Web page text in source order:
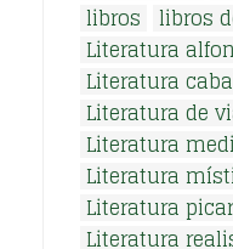
libros libros
Literatura
Literatura
Literatura de
Literatura
Literatura
Literatura
Literatura